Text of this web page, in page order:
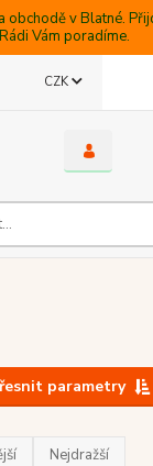
obchodě v Blatné.
Rádi Vám poradíme.
CZK
parametry
Nejdražší